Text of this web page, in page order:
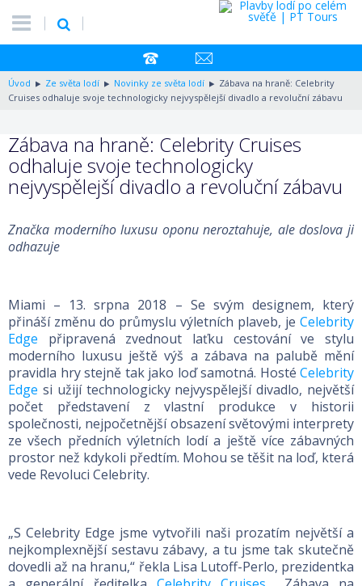
Úvod Ze světa lodí Novinky ze světa lodí
Zábava na hraně: Celebrity
Cruises odhaluje svoje technologicky nejvyspělejší divadlo a revoluční zábavu
Zábava na hraně: Celebrity Cruises
odhaluje svoje technologicky
nejvyspělejší divadlo a revoluční zábavu
Značka moderního luxusu oponu neroztahuje, ale doslova ji
odhazuje
Miami – 13. srpna 2018 – Se svým designem, který
přináší změnu do průmyslu výletních plaveb, je Celebrity
Edge připravená zvednout laťku cestování ve stylu
moderního luxusu ještě výš a zábava na palubě mění
pravidla hry stejně tak jako loď samotná. Hosté Celebrity
Edge si užijí technologicky nejvyspělejší divadlo, největší
počet představení z vlastní produkce v historii
společnosti, nejpočetnější obsazení světovými interprety
ze všech předních výletních lodí a ještě více zábavných
prostor než kdykoli předtím. Mohou se těšit na loď, která
vede Revoluci Celebrity.
„S Celebrity Edge jsme vytvořili naši prozatím největší a
nejkomplexnější sestavu zábavy, a tu jsme tak skutečně
dovedli až na hranu,“ řekla Lisa Lutoff-Perlo, prezidentka